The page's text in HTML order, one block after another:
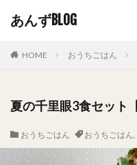
あんずBLOG
HOME おうちごはん
夏の千里眼3食セット
おうちごはん おうちごはん,